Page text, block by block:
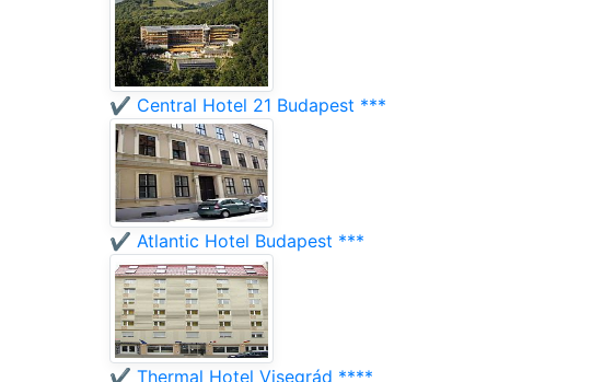
✔️ Central Hotel 21 Budapest ***
✔️ Atlantic Hotel Budapest ***
✔️ Thermal Hotel Visegrád ****